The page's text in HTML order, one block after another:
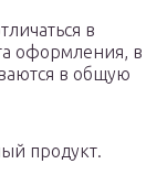
в
оформления, в
в общую
продукт.